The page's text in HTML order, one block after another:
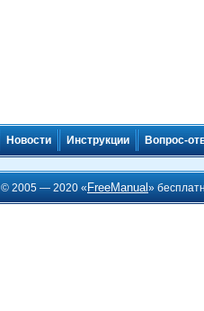
Новости Инструкции Вопрос-
© 2005 — 2020 « FreeManual»